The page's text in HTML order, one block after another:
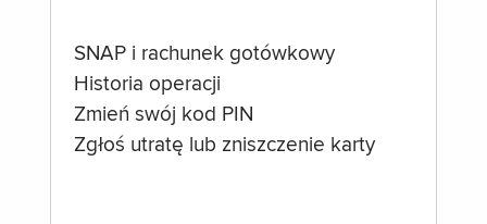
SNAP i rachunek gotówkowy
Historia operacji
Zmień swój kod PIN
Zgłoś utratę lub zniszczenie karty